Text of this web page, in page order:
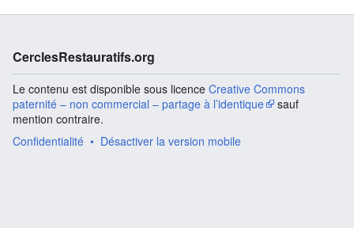
CerclesRestauratifs.org
Le contenu est disponible sous licence Creative Commons
paternité – non commercial – partage à l’identique
sauf
mention contraire.
Confidentialité
Désactiver la version mobile